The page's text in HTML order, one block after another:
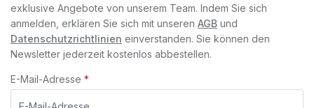
exklusive Angebote von unserem Team. Indem Sie sich
anmelden, erklären Sie sich mit unseren AGB und
Datenschutzrichtlinien einverstanden. Sie können den
Newsletter jederzeit kostenlos abbestellen.
E-Mail-Adresse *